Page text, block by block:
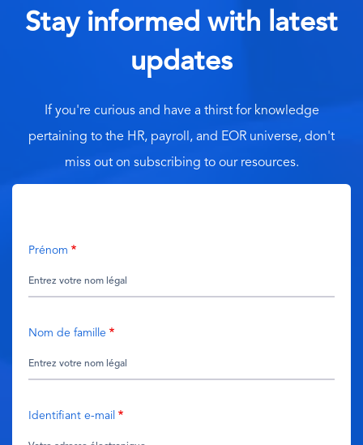
Stay informed with latest
updates
If you're curious and have a thirst for knowledge
pertaining to the HR, payroll, and EOR universe, don't
miss out on subscribing to our resources.
Prénom
Nom de famille
Identifiant e-mail